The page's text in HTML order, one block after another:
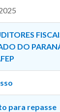
DO
para repasse